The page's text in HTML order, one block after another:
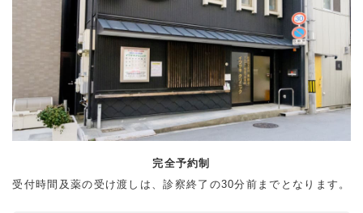
完全予約制
受付時間及薬の受け渡しは、診察終了の30分前までとなります。